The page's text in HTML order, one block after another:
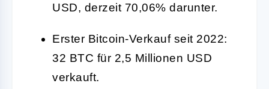
USD, derzeit 70,06% darunter.
Erster Bitcoin-Verkauf seit 2022:
32 BTC für 2,5 Millionen USD
verkauft.